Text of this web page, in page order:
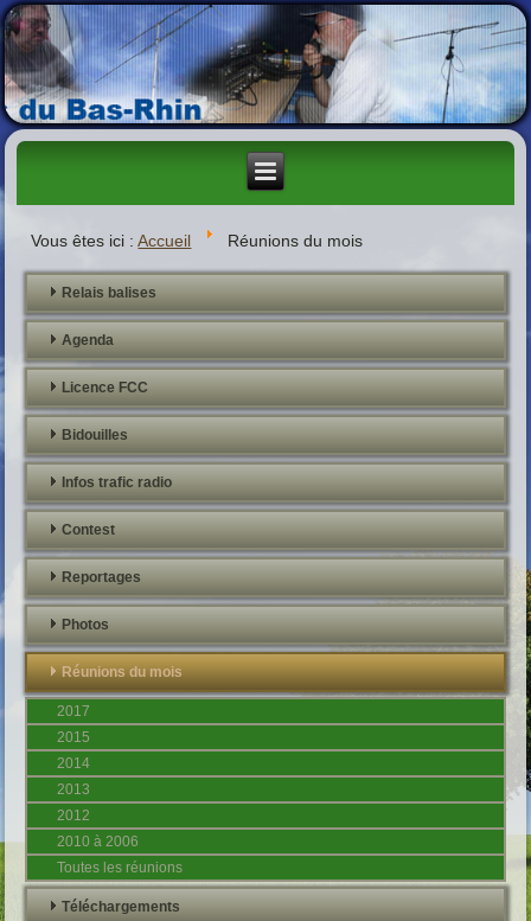
Vous êtes ici :Accueil Réunions du mois
Relais balises
Agenda
Licence FCC
Bidouilles
Infos trafic radio
Contest
Reportages
Photos
Réunions du mois
2017
2015
2014
2013
2012
2010 à 2006
Toutes les réunions
Téléchargements